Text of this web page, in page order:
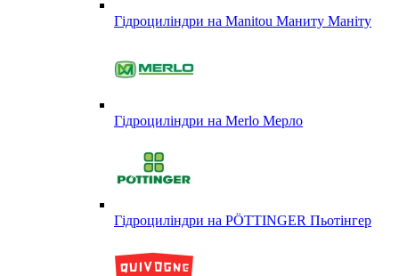
Гідроциліндри на Manitou Маниту Маніту
Гідроциліндри на Merlo Мерло
Гідроциліндри на PÖTTINGER Пьотінгер